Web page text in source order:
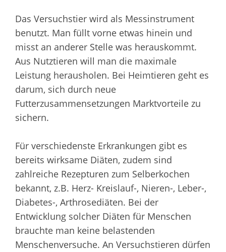
Das Versuchstier wird als Messinstrument
benutzt. Man füllt vorne etwas hinein und
misst an anderer Stelle was herauskommt.
Aus Nutztieren will man die maximale
Leistung herausholen. Bei Heimtieren geht es
darum, sich durch neue
Futterzusammensetzungen Marktvorteile zu
sichern.
Für verschiedenste Erkrankungen gibt es
bereits wirksame Diäten, zudem sind
zahlreiche Rezepturen zum Selberkochen
bekannt, z.B. Herz- Kreislauf-, Nieren-, Leber-,
Diabetes-, Arthrosediäten. Bei der
Entwicklung solcher Diäten für Menschen
brauchte man keine belastenden
Menschenversuche. An Versuchstieren dürfen